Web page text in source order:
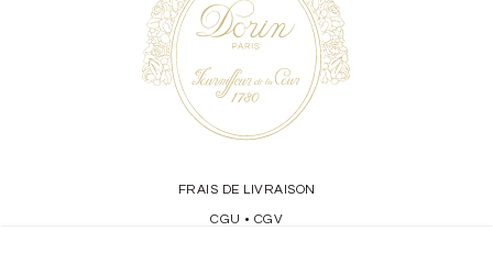
FRAIS DE LIVRAISON
CGU • CGV